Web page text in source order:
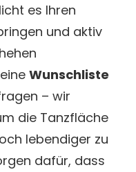
es Ihren
und aktiv
Wunschliste
– wir
die Tanzfläche
lebendiger zu
dafür, dass